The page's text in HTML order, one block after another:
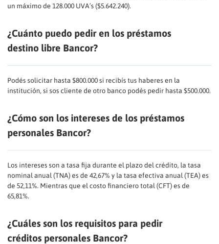
un máximo de 128.000 UVA’s ($5.642.240).
¿Cuánto puedo pedir en los préstamos
destino libre Bancor?
Podés solicitar hasta $800.000 si recibís tus haberes en la
institución, si sos cliente de otro banco podés pedir hasta $500.000.
¿Cómo son los intereses de los préstamos
personales Bancor?
Los intereses son a tasa fija durante el plazo del crédito, la tasa
nominal anual (TNA) es de 42,67% y la tasa efectiva anual (TEA) es
de 52,11%. Mientras que el costo financiero total (CFT) es de
65,81%.
¿Cuáles son los requisitos para pedir
créditos personales Bancor?